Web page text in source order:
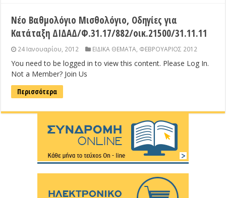
Νέο Βαθμολόγιο Μισθολόγιο, Οδηγίες για
Κατάταξη ΔΙΔΑΔ/Φ.31.17/882/οικ.21500/31.11.11
24 Ιανουαρίου, 2012 ΕΙΔΙΚΑ ΘΕΜΑΤΑ, ΦΕΒΡΟΥΑΡΙΟΣ 2012
You need to be logged in to view this content. Please Log In.
Not a Member? Join Us
Περισσότερα